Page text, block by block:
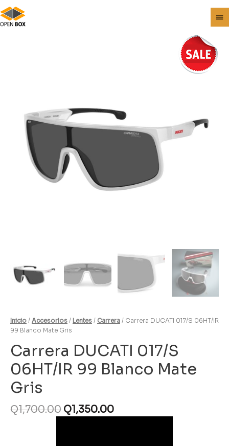
Inicio / Accesorios / Lentes / Carrera / Carrera DUCATI 017/S 06HT/IR
99 Blanco Mate Gris
Carrera DUCATI 017/S
06HT/IR 99 Blanco Mate
Gris
Q1,700.00 Q1,350.00